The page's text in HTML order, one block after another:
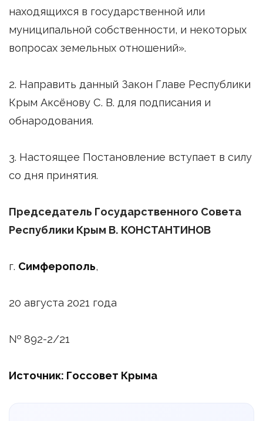
находящихся в государственной или
муниципальной собственности, и некоторых
вопросах земельных отношений».
2. Направить данный Закон Главе Республики
Крым Аксёнову С. В. для подписания и
обнародования.
3. Настоящее Постановление вступает в силу
со дня принятия.
Председатель Государственного Совета
Республики Крым В. КОНСТАНТИНОВ
г. Симферополь,
20 августа 2021 года
№ 892-2/21
Источник: Госсовет Крыма